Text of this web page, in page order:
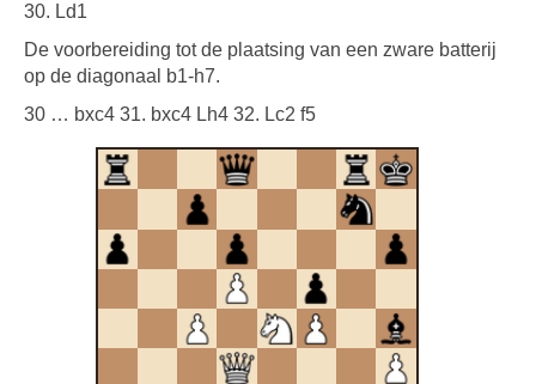
30. Ld1
De voorbereiding tot de plaatsing van een zware batterij
op de diagonaal b1-h7.
30 … bxc4 31. bxc4 Lh4 32. Lc2 f5